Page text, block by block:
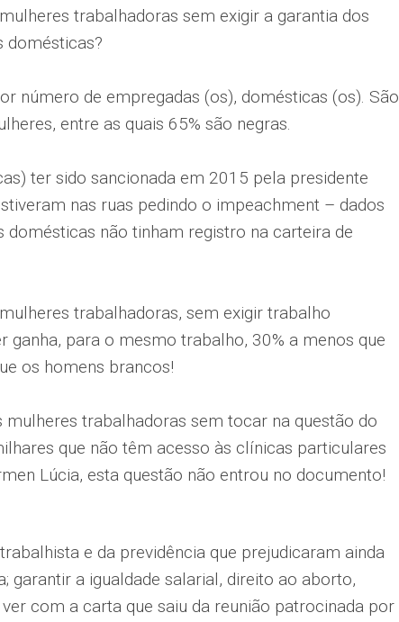
trabalhadoras sem exigir a garantia dos
domésticas?
número de empregadas (os), domésticas (os). São
entre as quais 65% são negras.
ter sido sancionada em 2015 pela presidente
nas ruas pedindo o impeachment – dados
não tinham registro na carteira de
trabalhadoras, sem exigir trabalho
para o mesmo trabalho, 30% a menos que
os homens brancos!
trabalhadoras sem tocar na questão do
que não têm acesso às clínicas particulares
Lúcia, esta questão não entrou no documento!
e da previdência que prejudicaram ainda
garantir a igualdade salarial, direito ao aborto,
com a carta que saiu da reunião patrocinada por